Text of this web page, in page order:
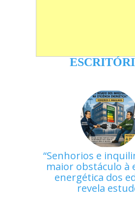
Senhorios e
maior obstáculo à
energética dos
revela